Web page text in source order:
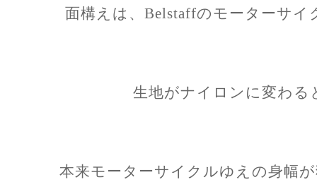
面構えは、Belstaffのモーターサ
生地がナイロンに変わる
本来モーターサイクルゆえの身幅